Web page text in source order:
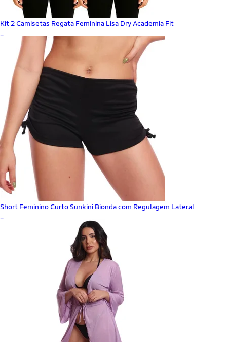
Kit 2 Camisetas Regata Feminina Lisa Dry Academia Fit
Short Feminino Curto Sunkini Bionda com Regulagem Lateral